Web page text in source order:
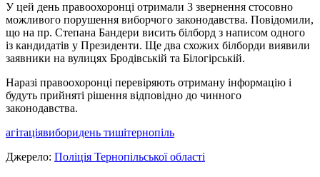
У цей день правоохоронці отримали 3 звернення стосовно
можливого порушення виборчого законодавства. Повідомили,
що на пр. Степана Бандери висить білборд з написом одного
із кандидатів у Президенти. Ще два схожих білборди виявили
заявники на вулицях Бродівській та Білогірській.
Наразі правоохоронці перевіряють отриману інформацію і
будуть прийняті рішення відповідно до чинного
законодавства.
агітаціявиборидень тишітернопіль
Джерело: Поліція Тернопільської області